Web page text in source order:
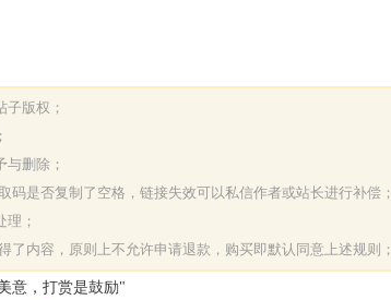
版权；
删除；
码是否复制了空格，链接失效可以私信作者或站长进行补偿；
；
了内容，原则上不允许申请退款，购买即默认同意上述规则；
意，打赏是鼓励"